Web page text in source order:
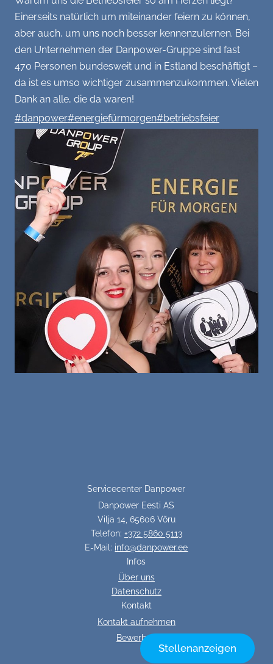
Büro
Aktionen
Varia
Einerseits natürlich um miteinander feiern zu können,
aber auch, um uns noch besser kennenzulernen. Bei
den Unternehmen der Danpower-Gruppe sind fast
470 Personen bundesweit und in Estland beschäftigt –
da ist es umso wichtiger zusammenzukommen. Vielen
Dank an alle, die da waren!
#danpower#energiefürmorgen#betriebsfeier
Servicecenter Danpower
Danpower Eesti AS
Vilja 14, 65606 Võru
Telefon: +372 5860 5113
E-Mail: info@danpower.ee
Infos
Über uns
Datenschutz
Kontakt
Kontakt aufnehmen
Bewerben
Stellenanzeigen